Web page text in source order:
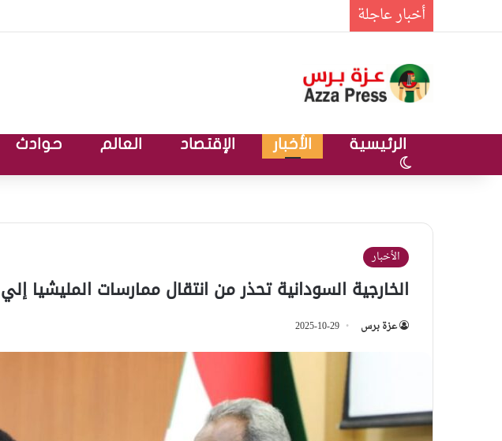
أخبار عاجلة
الرئيسية الأخبار الإقتصاد العالم حوادث
الوضع المظلم
الأخبار
الخارجية السودانية تحذر من انتقال ممارسات المليشيا
عزة برس 2025-10-29